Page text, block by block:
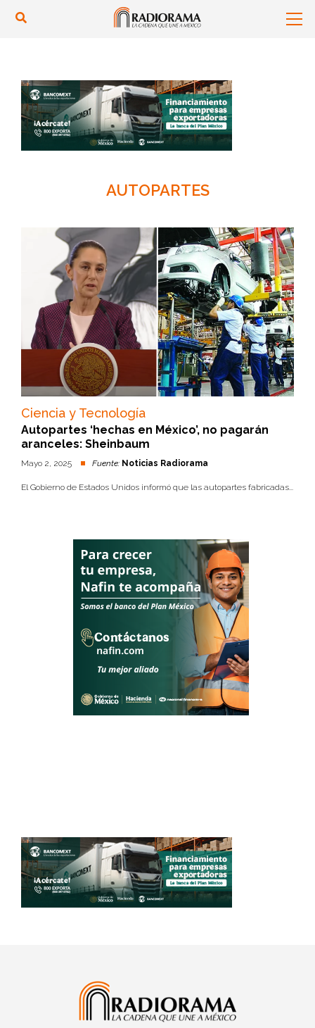
AUTOPARTES
Ciencia y Tecnología
Autopartes ‘hechas en México’, no pagarán
aranceles: Sheinbaum
Mayo 2, 2025 Fuente: Noticias Radiorama
El Gobierno de Estados Unidos informó que las autopartes fabricadas...